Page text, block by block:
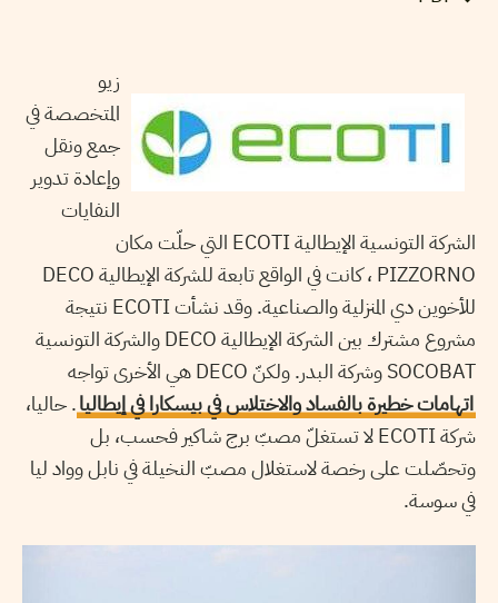
زيو
المتخصصة في
جمع ونقل
وإعادة تدوير
النفايات
الشركة التونسية الإيطالية ECOTI التي حلّت مكان
PIZZORNO ، كانت في الواقع تابعة للشركة الإيطالية DECO
للأخوين دي المنزلية والصناعية. وقد نشأت ECOTI نتيجة
مشروع مشترك بين الشركة الإيطالية DECO والشركة التونسية
SOCOBAT وشركة البدر. ولكنّ DECO هي الأخرى تواجه
اتهامات خطيرة بالفساد والاختلاس في بيسكارا في إيطاليا. حاليا،
شركة ECOTI لا تستغلّ مصبّ برج شاكير فحسب، بل
وتحصّلت على رخصة لاستغلال مصبّ النخيلة في نابل وواد ليا
في سوسة.